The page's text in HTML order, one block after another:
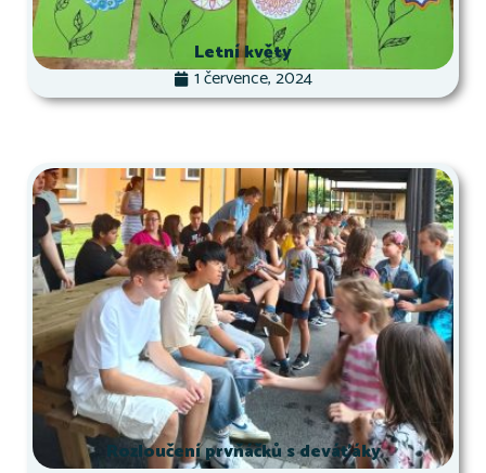
Letní květy
1 července, 2024
Rozloučení prvňáčků s deváťáky